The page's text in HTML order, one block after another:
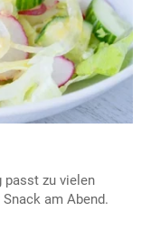
passt zu vielen
am Abend.